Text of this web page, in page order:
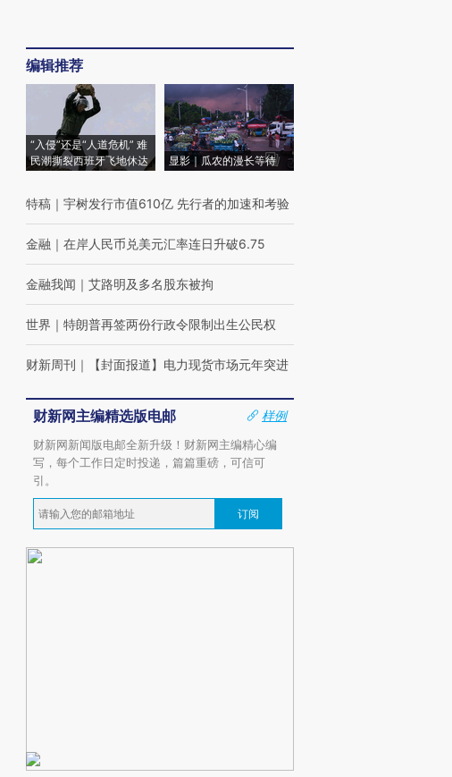
编辑推荐
“入侵”还是“人道危机” 难
民潮撕裂西班牙飞地休达
显影｜瓜农的漫长等待
特稿 ｜ 宇树发行市值610亿 先行者的加速和考验
金融 ｜ 在岸人民币兑美元汇率连日升破6.75
金融我闻 ｜ 艾路明及多名股东被拘
世界 ｜ 特朗普再签两份行政令限制出生公民权
财新周刊 ｜ 【封面报道】电力现货市场元年突进
财新网主编精选版电邮
样例
财新网新闻版电邮全新升级！财新网主编精心编
写，每个工作日定时投递，篇篇重磅，可信可
引。
订阅